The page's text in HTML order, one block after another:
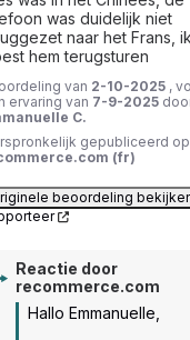
was duidelijk niet
naar het Frans,
hem terugsturen
van 2-10-2025 ,
ervaring van 7-9-2025
C.
gepubliceerd op
(fr)
beoordeling
Reactie door
recommerce.com
Hallo Emmanuelle,